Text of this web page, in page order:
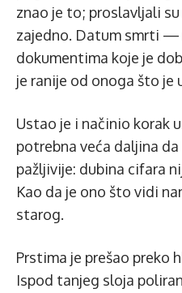
znao je to; proslavljali
zajedno. Datum smrti —
dokumentima koje je
je ranije od onoga što je
Ustao je i načinio korak
potrebna veća daljina
pažljivije: dubina cifara
Kao da je ono što vidi
starog.
Prstima je prešao preko
Ispod tanjeg sloja